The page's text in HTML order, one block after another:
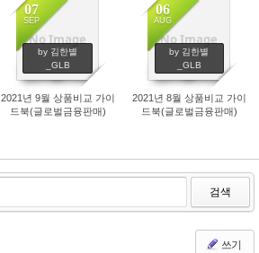
No Image
07
SEP
by 김한별
_GLB
432
2021년 9월 상품비교 가이
드북(글로벌금융판매)
No Image
06
AUG
by 김한별
_GLB
656
2021년 8월 상품비교 가이
드북(글로벌금융판매)
검색
쓰기